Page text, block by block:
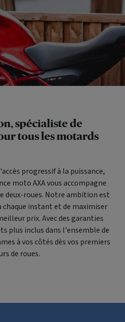
spécialiste de
tous les motards
progressif à la puissance,
moto AXA vous accompagne
deux-roues. Notre ambition est
chaque instant et de maximiser
prix. Avec des garanties
plus inclus dans l'ensemble de
à vos côtés dès vos premiers
de roues.